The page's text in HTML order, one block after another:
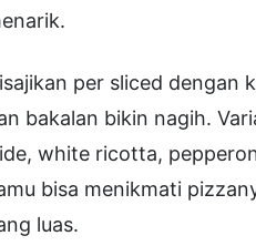
per sliced dengan
bakalan bikin nagih.
white ricotta,
bisa menikmati
luas.